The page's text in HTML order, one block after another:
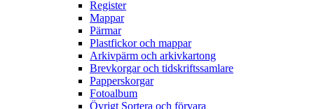
Register
Mappar
Pärmar
Plastfickor och mappar
Arkivpärm och arkivkartong
Brevkorgar och tidskriftssamlare
Papperskorgar
Fotoalbum
Övrigt Sortera och förvara